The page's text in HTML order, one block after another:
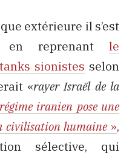
extérieure il s’est
en reprenant le
sionistes selon
«rayer Israël de la
iranien pose une
civilisation humaine »,
sélective, qui